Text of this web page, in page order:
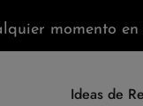
momento
Ideas de